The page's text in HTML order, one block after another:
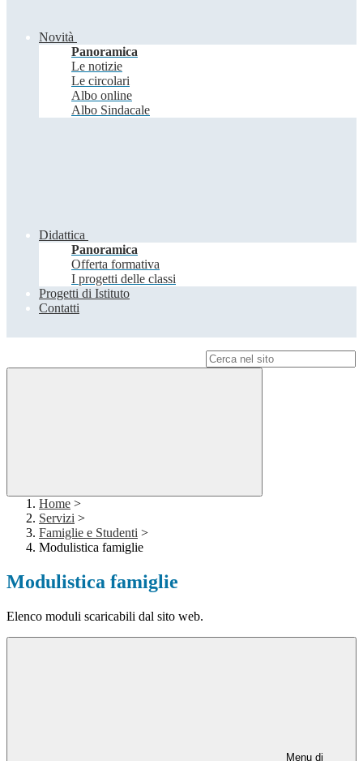
Novità
Panoramica
Le notizie
Le circolari
Albo online
Albo Sindacale
Didattica
Panoramica
Offerta formativa
I progetti delle classi
Progetti di Istituto
Contatti
Home >
Servizi >
Famiglie e Studenti >
Modulistica famiglie
Modulistica famiglie
Elenco moduli scaricabili dal sito web.
Menu di